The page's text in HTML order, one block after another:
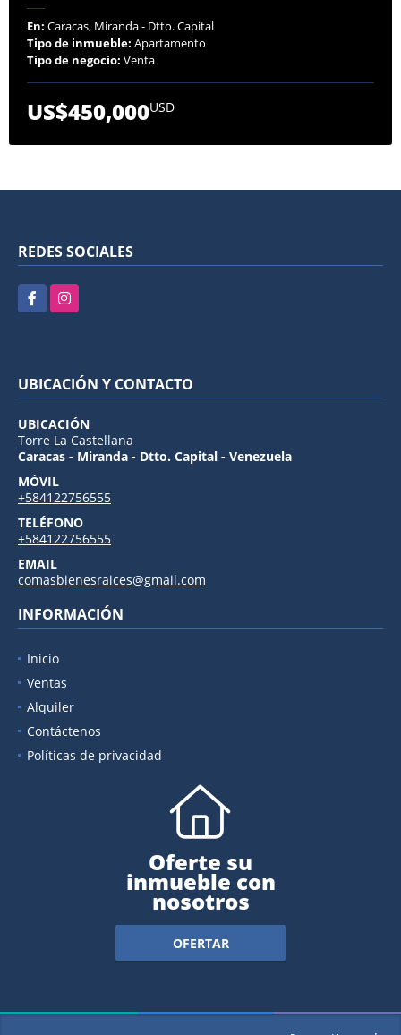
En: Caracas, Miranda - Dtto. Capital
Tipo de inmueble: Apartamento
Tipo de negocio: Venta
US$450,000USD
REDES SOCIALES
FacebookInstagram
UBICACIÓN Y CONTACTO
UBICACIÓN
Torre La Castellana
Caracas - Miranda - Dtto. Capital - Venezuela
MÓVIL
+584122756555
TELÉFONO
+584122756555
EMAIL
comasbienesraices@gmail.com
INFORMACIÓN
Inicio
Ventas
Alquiler
Contáctenos
Políticas de privacidad
Oferte su
inmueble con
nosotros
OFERTAR